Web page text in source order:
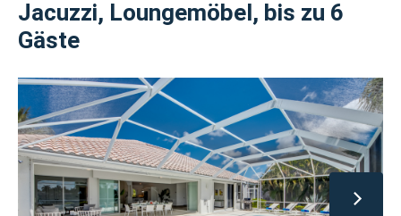
Jacuzzi, Loungemöbel, bis zu 6
Gäste